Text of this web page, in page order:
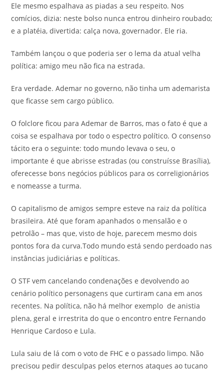
Ele mesmo espalhava as piadas a seu respeito. Nos
comícios, dizia: neste bolso nunca entrou dinheiro roubado;
e a platéia, divertida: calça nova, governador. Ele ria.
Também lançou o que poderia ser o lema da atual velha
política: amigo meu não fica na estrada.
Era verdade. Ademar no governo, não tinha um ademarista
que ficasse sem cargo público.
O folclore ficou para Ademar de Barros, mas o fato é que a
coisa se espalhava por todo o espectro político. O consenso
tácito era o seguinte: todo mundo levava o seu, o
importante é que abrisse estradas (ou construísse Brasília),
oferecesse bons negócios públicos para os correligionários
e nomeasse a turma.
O capitalismo de amigos sempre esteve na raiz da política
brasileira. Até que foram apanhados o mensalão e o
petrolão – mas que, visto de hoje, parecem mesmo dois
pontos fora da curva.Todo mundo está sendo perdoado nas
instâncias judiciárias e políticas.
O STF vem cancelando condenações e devolvendo ao
cenário político personagens que curtiram cana em anos
recentes. Na política, não há melhor exemplo de anistia
plena, geral e irrestrita do que o encontro entre Fernando
Henrique Cardoso e Lula.
Lula saiu de lá com o voto de FHC e o passado limpo. Não
precisou pedir desculpas pelos eternos ataques ao tucano